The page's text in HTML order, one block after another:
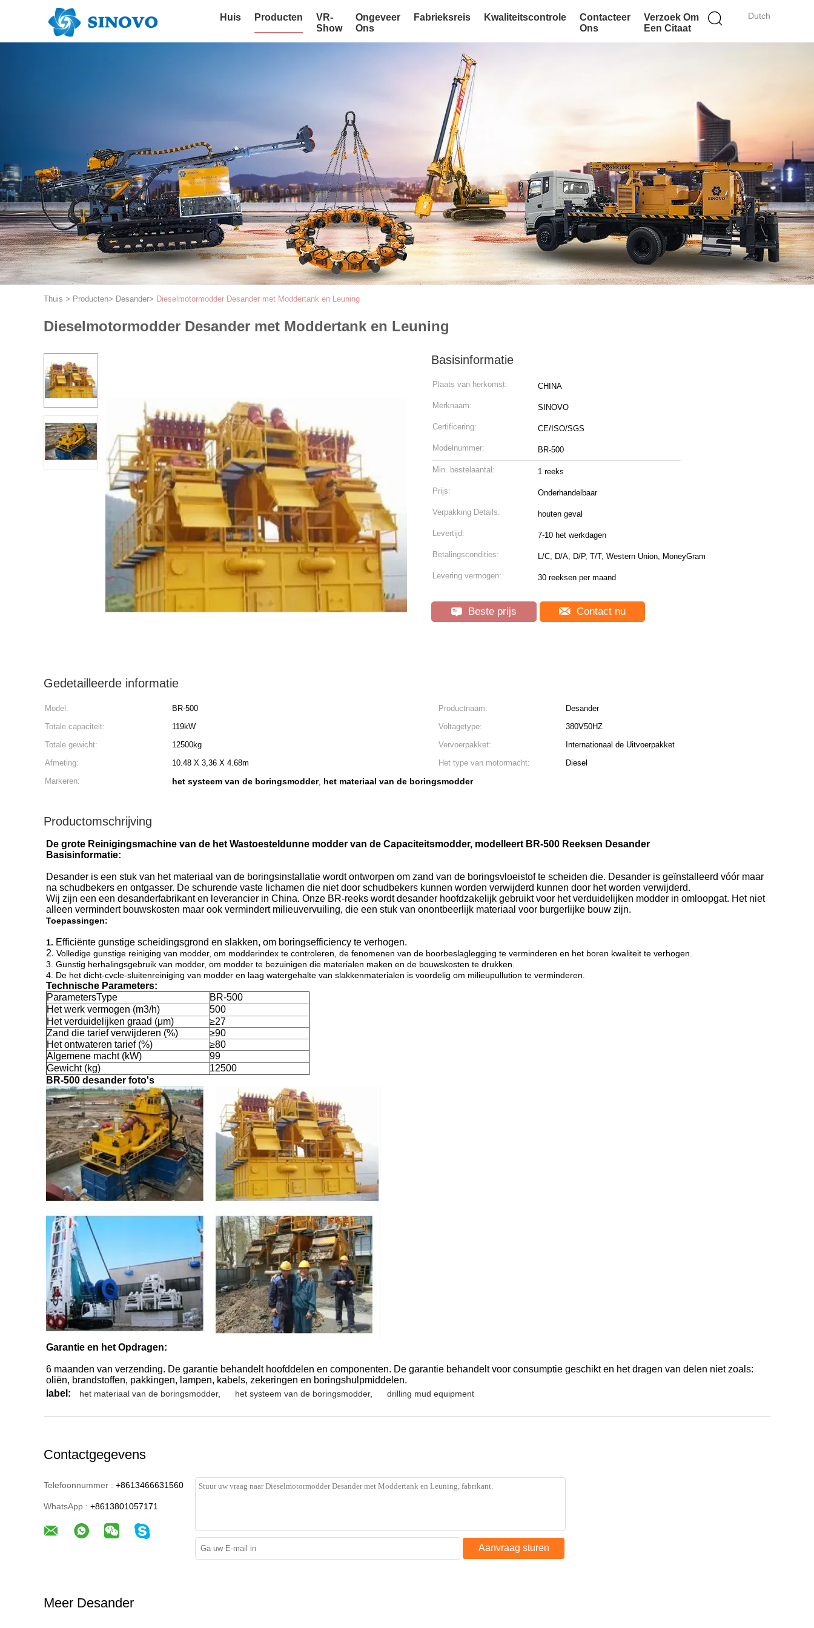
Dutch
Huis Producten
VR-
Show
Ongeveer
Ons
Fabrieksreis Kwaliteitscontrole
Contacteer
Ons
Verzoek Om
Een Citaat
Thuis > Producten> Desander> Dieselmotormodder Desander met Moddertank en Leuning
Dieselmotormodder Desander met Moddertank en Leuning
Basisinformatie
Plaats van herkomst: CHINA
Merknaam: SINOVO
Certificering: CE/ISO/SGS
Modelnummer: BR-500
Min. bestelaantal: 1 reeks
Prijs: Onderhandelbaar
Verpakking Details: houten geval
Levertijd: 7-10 het werkdagen
Betalingscondities: L/C, D/A, D/P, T/T, Western Union, MoneyGram
Levering vermogen: 30 reeksen per maand
Beste prijs Contact nu
Gedetailleerde informatie
Model: BR-500 Productnaam:
Desander
Totale capaciteit:
119kW Voltagetype:
380V50HZ
Totale gewicht:
12500kg Vervoerpakket:
Internationaal de Uitvoerpakket
Afmeting:
10.48 X 3,36 X 4.68m Het type van motormacht:
Diesel
Markeren:
het systeem van de boringsmodder, het materiaal van de boringsmodder
Productomschrijving
De grote Reinigingsmachine van de het Wastoesteldunne modder van de Capaciteitsmodder, modelleert BR-500 Reeksen Desander
Basisinformatie:
Desander is een stuk van het materiaal van de boringsinstallatie wordt ontworpen om zand van de boringsvloeistof te scheiden die. Desander is geïnstalleerd vóór maar
na schudbekers en ontgasser. De schurende vaste lichamen die niet door schudbekers kunnen worden verwijderd kunnen door het worden verwijderd.
Wij zijn een een desanderfabrikant en leverancier in China. Onze BR-reeks wordt desander hoofdzakelijk gebruikt voor het verduidelijken modder in omloopgat. Het niet
alleen vermindert bouwskosten maar ook vermindert milieuvervuiling, die een stuk van onontbeerlijk materiaal voor burgerlijke bouw zijn.
Toepassingen:
1. Efficiënte gunstige scheidingsgrond en slakken, om boringsefficiency te verhogen.
2. Volledige gunstige reiniging van modder, om modderindex te controleren, de fenomenen van de boorbeslaglegging te verminderen en het boren kwaliteit te verhogen.
3. Gunstig herhalingsgebruik van modder, om modder te bezuinigen die materialen maken en de bouwskosten te drukken.
4. De het dicht-cvcle-sluitenreiniging van modder en laag watergehalte van slakkenmaterialen is voordelig om milieupullution te verminderen.
Technische Parameters:
ParametersType
BR-500
Het werk vermogen (m3/h)
500
Het verduidelijken graad (μm)
≥27
Zand die tarief verwijderen (%)
≥90
Het ontwateren tarief (%)
≥80
Algemene macht (kW)
99
Gewicht (kg)
12500
BR-500 desander foto's
Garantie en het Opdragen:
6 maanden van verzending. De garantie behandelt hoofddelen en componenten. De garantie behandelt voor consumptie geschikt en het dragen van delen niet zoals:
oliën, brandstoffen, pakkingen, lampen, kabels, zekeringen en boringshulpmiddelen.
label:
het materiaal van de boringsmodder, het systeem van de boringsmodder, drilling mud equipment
Contactgegevens
Telefoonnummer : +8613466631560
WhatsApp : +8613801057171
Aanvraag sturen
Meer Desander